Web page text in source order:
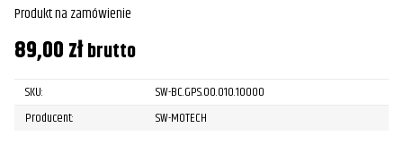
Produkt na zamówienie
89,00złbrutto
SKU:
SW-BC.GPS.00.010.10000
Producent:
SW-MOTECH